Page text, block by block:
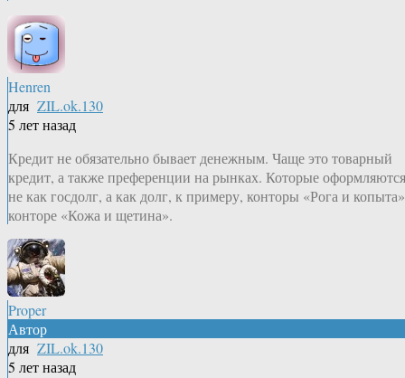
Henren
для ZIL.ok.130
5 лет назад
Кредит не обязательно бывает денежным. Чаще это товарный
кредит, а также преференции на рынках. Которые оформляются
не как госдолг, а как долг, к примеру, конторы «Рога и копыта»
конторе «Кожа и щетина».
Proper
Автор
для ZIL.ok.130
5 лет назад